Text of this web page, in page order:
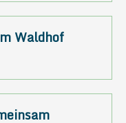
Waldhof